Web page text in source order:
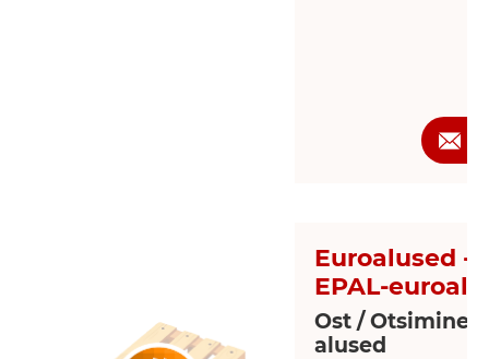
Euroalused -
EPAL-
Ost / Otsimine
alused